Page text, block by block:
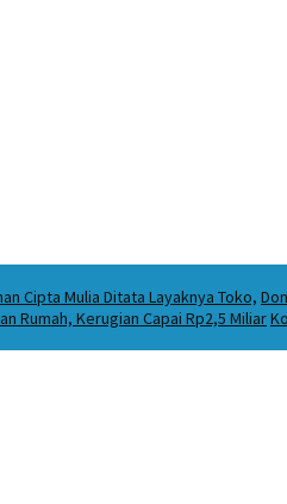
Cipta Mulia Ditata Layaknya Toko,
Rumah, Kerugian Capai Rp2,5 Miliar